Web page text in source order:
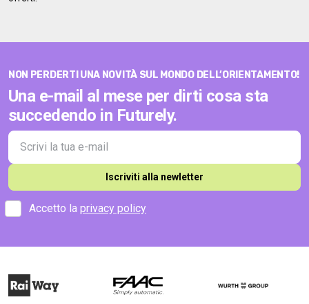
NON PERDERTI UNA NOVITÀ SUL MONDO DELL’ORIENTAMENTO!
Una e-mail al mese per dirti cosa sta
succedendo in Futurely.
Iscriviti alla newletter
Accetto la privacy policy